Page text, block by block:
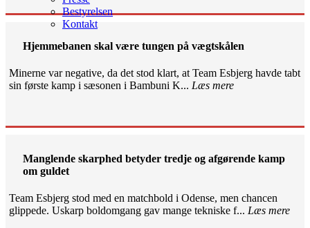
Bestyrelsen
Kontakt
Hjemmebanen skal være tungen på vægtskålen
Minerne var negative, da det stod klart, at Team Esbjerg havde tabt
sin første kamp i sæsonen i Bambuni K... Læs mere
Manglende skarphed betyder tredje og afgørende kamp
om guldet
Team Esbjerg stod med en matchbold i Odense, men chancen
glippede. Uskarp boldomgang gav mange tekniske f... Læs mere